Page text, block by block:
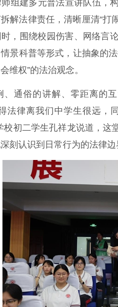
组建多元普法宣讲队伍，
解法律责任，清晰厘清“打
，围绕校园伤害、网络言
景科普等形式，让抽象的
维权”的法治观念。
俗的讲解、零距离的互
法律离我们中学生很远，
校初二学生孔祥龙说道，这
刻认识到日常行为的法律边